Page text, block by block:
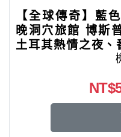
【全球傳奇】藍
晚洞穴旅館 博斯
土耳其熱情之夜、